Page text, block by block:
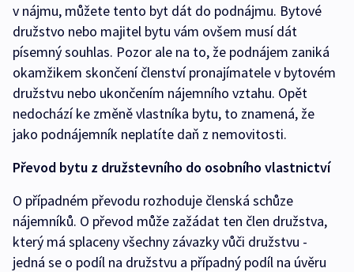
v nájmu, můžete tento byt dát do podnájmu. Bytové
družstvo nebo majitel bytu vám ovšem musí dát
písemný souhlas. Pozor ale na to, že podnájem zaniká
okamžikem skončení členství pronajímatele v bytovém
družstvu nebo ukončením nájemního vztahu. Opět
nedochází ke změně vlastníka bytu, to znamená, že
jako podnájemník neplatíte daň z nemovitosti.
Převod bytu z družstevního do osobního vlastnictví
O případném převodu rozhoduje členská schůze
nájemníků. O převod může zažádat ten člen družstva,
který má splaceny všechny závazky vůči družstvu -
jedná se o podíl na družstvu a případný podíl na úvěru